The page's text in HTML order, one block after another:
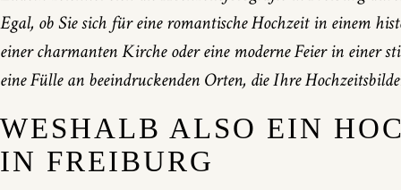
Egal, ob Sie sich für eine romantische Hochzeit in einem
einer charmanten Kirche oder eine moderne Feier in einer
eine Fülle an beeindruckenden Orten, die Ihre
WESHALB ALSO EIN
IN FREIBURG